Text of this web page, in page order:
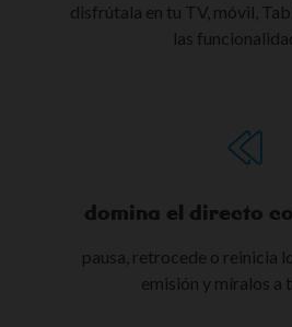
disfrútala en tu TV, móvil,
las
domina el directo​
pausa, retrocede o reinicia
emisión y míralos a